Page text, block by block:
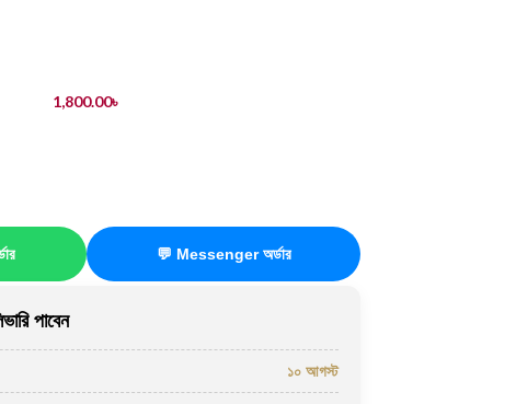
1,800.00৳
💬 Messenger অর্ডার
পাবেন
১০ আগস্ট